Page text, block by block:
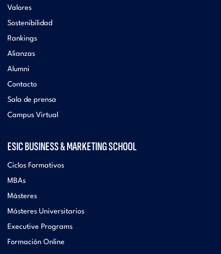
Valores
Sostenibilidad
Rankings
Alianzas
Alumni
Contacto
Sala de prensa
Campus Virtual
ESIC BUSINESS & MARKETING SCHOOL
Ciclos Formativos
MBAs
Másteres
Másteres Universitarios
Executive Programs
Formación Online